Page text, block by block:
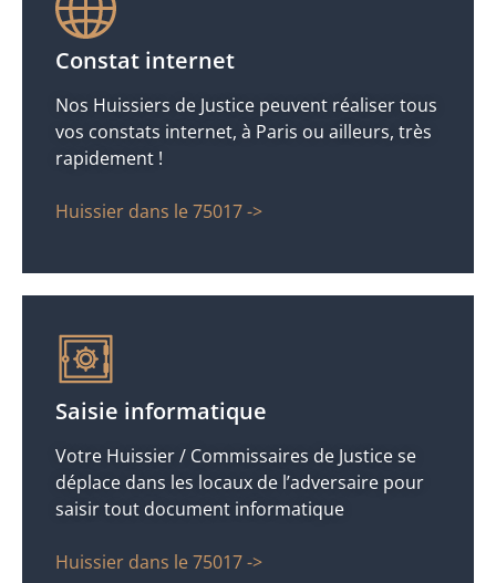
Constat internet
Nos Huissiers de Justice peuvent réaliser tous
vos constats internet, à Paris ou ailleurs, très
rapidement !
Huissier dans le 75017 ->
Saisie informatique
Votre Huissier / Commissaires de Justice se
déplace dans les locaux de l’adversaire pour
saisir tout document informatique
Huissier dans le 75017 ->